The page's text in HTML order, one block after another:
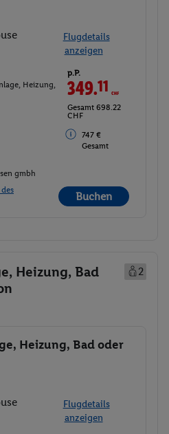
Flugdetails
anzeigen
Heizung,
p.P.
349.11 CHF
Gesamt 698.22
CHF
747 €
Gesamt
gmbh
Buchen
Heizung, Bad
2
Heizung, Bad oder
Flugdetails
anzeigen